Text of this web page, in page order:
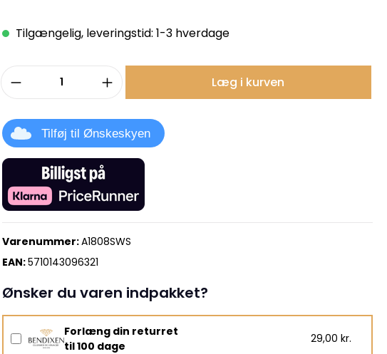
Tilgængelig, leveringstid: 1-3 hverdage
Produktmængde: Indtast det ønskede
Læg i kurven
Tilføj til Ønskeskyen
Varenummer:A1808SWS
EAN:5710143096321
Ønsker du varen indpakket?
Forlæng din returret
til 100 dage
29,00 kr.